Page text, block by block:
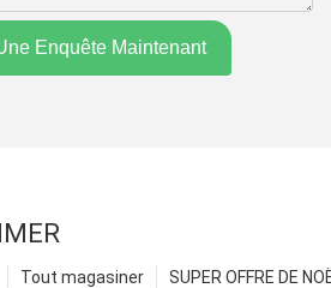
Enquête Maintenant
SUPER OFFRE DE
Tout magasiner